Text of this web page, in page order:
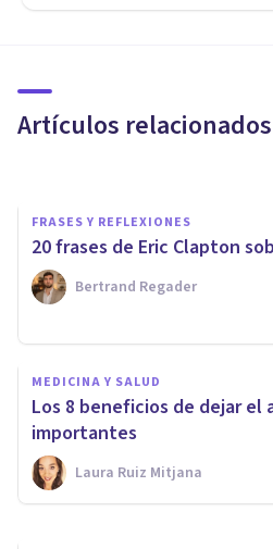
Artículos relacionados
recaídas de
FRASES Y REFLEXIONES
20 frases de Eric Clapton
Bertrand Regader
MEDICINA Y SALUD
Los 8 beneficios de dejar el
importantes
Laura Ruiz Mitjana
¿Qué relación
deporte y la
Fromm Bienestar